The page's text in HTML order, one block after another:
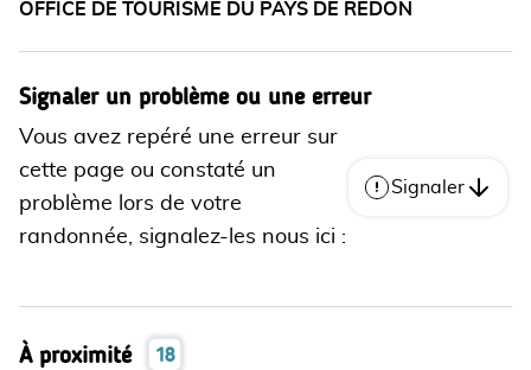
OFFICE DE TOURISME DU PAYS DE REDON
Signaler un problème ou une erreur
Vous avez repéré une erreur sur
cette page ou constaté un
problème lors de votre
randonnée, signalez-les nous ici :
Signaler
À proximité 18